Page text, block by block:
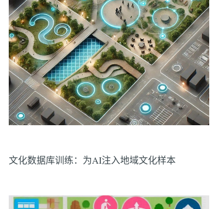
文化数据库训练：为AI注入地域文化样本